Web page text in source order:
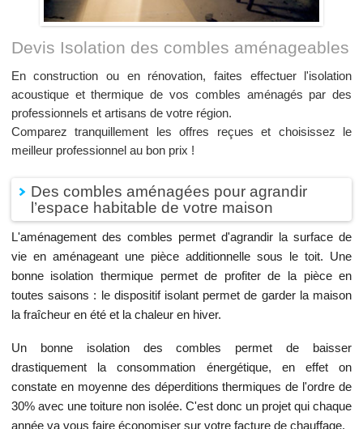
Devis Isolation des combles aménageables
En construction ou en rénovation, faites effectuer l'isolation
acoustique et thermique de vos combles aménagés par des
professionnels et artisans de votre région.
Comparez tranquillement les offres reçues et choisissez le
meilleur professionnel au bon prix !
Des combles aménagées pour agrandir
l’espace habitable de votre maison
L'aménagement des combles permet d'agrandir la surface de
vie en aménageant une pièce additionnelle sous le toit. Une
bonne isolation thermique permet de profiter de la pièce en
toutes saisons : le dispositif isolant permet de garder la maison
la fraîcheur en été et la chaleur en hiver.
Un bonne isolation des combles permet de baisser
drastiquement la consommation énergétique, en effet on
constate en moyenne des déperditions thermiques de l'ordre de
30% avec une toiture non isolée. C'est donc un projet qui chaque
année va vous faire économiser sur votre facture de chauffage.